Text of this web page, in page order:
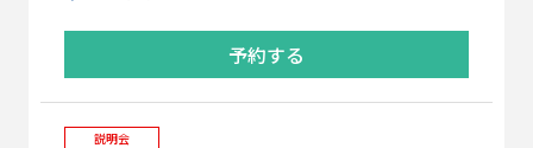
予約する
説明会